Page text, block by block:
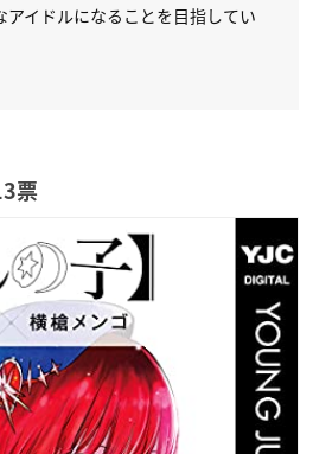
イドルになることを目指してい
票